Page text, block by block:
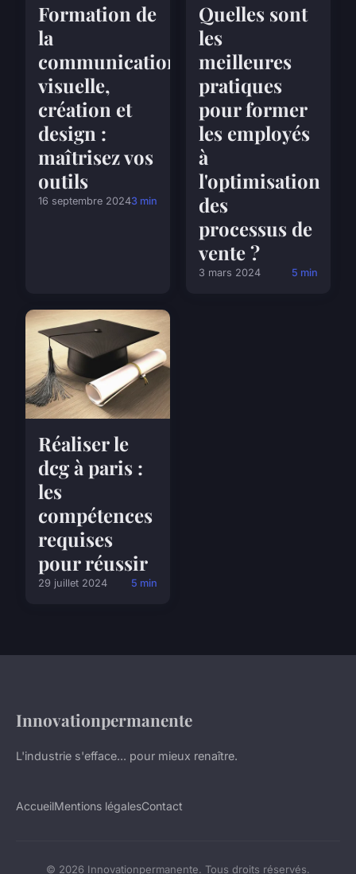
Formation de
la
communication
visuelle,
création et
design :
maîtrisez vos
outils
16 septembre 20243 min
Quelles sont
les
meilleures
pratiques
pour former
les employés
à
l'optimisation
des
processus de
vente ?
3 mars 2024 5 min
Réaliser le
dcg à paris :
les
compétences
requises
pour réussir
29 juillet 2024 5 min
Innovationpermanente
L'industrie s'efface... pour mieux renaître.
AccueilMentions légalesContact
© 2026 Innovationpermanente. Tous droits réservés.